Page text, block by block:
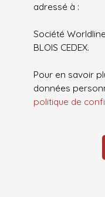
adressé à :
Société
BLOIS CEDEX.
Pour en savoir
données
politique de